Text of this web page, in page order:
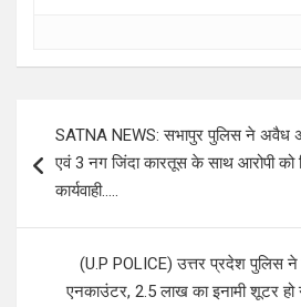
navigation
SATNA NEWS: सभापुर पुलिस ने अवैध
एवं 3 नग जिंदा कारतूस के साथ आरोपी को
कार्यवाही…..
(U.P POLICE) उत्तर प्रदेश पुलिस ने
एनकाउंटर, 2.5 लाख का इनामी शूटर हो